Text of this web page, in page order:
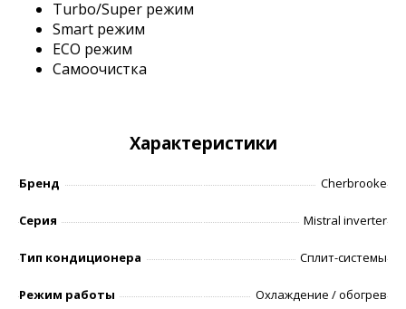
Turbo/Super режим
Smart режим
ECO режим
Самоочистка
Характеристики
Бренд Cherbrooke
Серия Mistral inverter
Тип кондиционера Сплит-системы
Режим работы Охлаждение / обогрев